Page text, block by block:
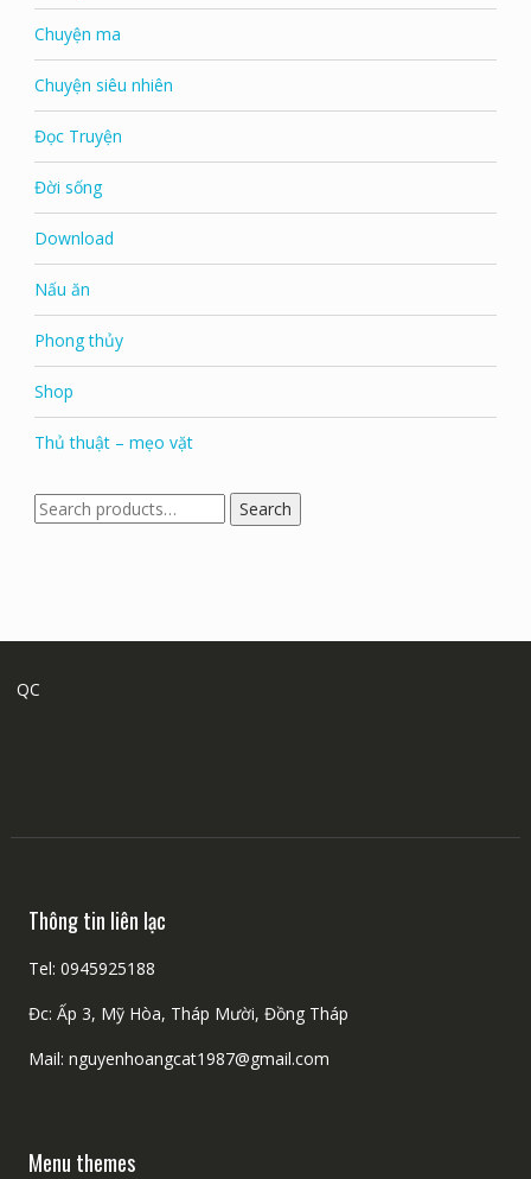
Chuyện ma
Chuyện siêu nhiên
Đọc Truyện
Đời sống
Download
Nấu ăn
Phong thủy
Shop
Thủ thuật – mẹo vặt
Search
for:
Search
QC
Thông tin liên lạc
Tel: 0945925188
Đc: Ấp 3, Mỹ Hòa, Tháp Mười, Đồng Tháp
Mail: nguyenhoangcat1987@gmail.com
Menu themes